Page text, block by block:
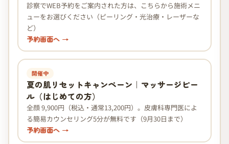
診察でWEB予約をご案内された方は、こちらから施術メニ
ューをお選びください（ピーリング・光治療・レーザーな
ど）
予約画面へ →
開催中
夏の肌リセットキャンペーン｜マッサージピー
ル（はじめての方）
全顔 9,900円（税込・通常13,200円）。皮膚科専門医によ
る簡易カウンセリング5分が無料です（9月30日まで）
予約画面へ →